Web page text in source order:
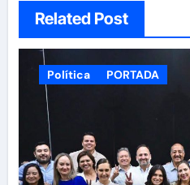
Related Post
Política PORTADA